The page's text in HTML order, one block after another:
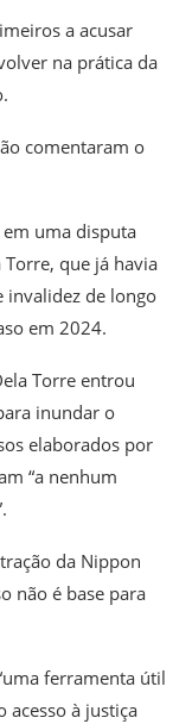
a acusar
na prática da
comentaram o
uma disputa
que já havia
invalidez de longo
em 2024.
Torre entrou
inundar o
elaborados por
“a nenhum
da Nippon
não é base para
ferramenta útil
acesso à justiça